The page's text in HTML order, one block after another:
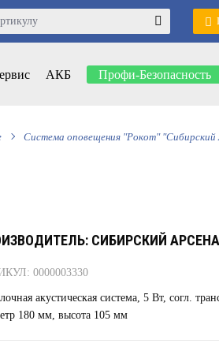
АКБ Профи-Безопасность
Система оповещения "Рокот" "Сибирский
СИБИРСКИЙ
0000003330
акустическая система, 5 Вт, согл.
180 мм, высота 105 мм